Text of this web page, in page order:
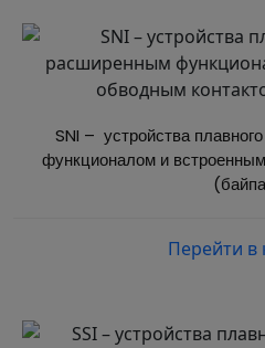
SNI –  устройства
функционалом и
Перейти в